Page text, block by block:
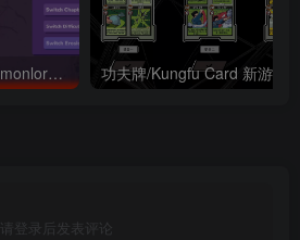
我不是魔王/I’m No Demonlord 新游发布 功夫牌/Kungfu Card 新游发
请登录后发表评论